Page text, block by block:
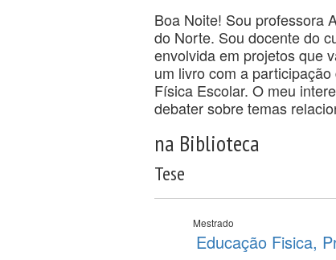
Boa Noite! Sou professora
do Norte. Sou docente do
envolvida em projetos que
um livro com a
Física Escolar. O meu
debater sobre temas
na Biblioteca
Tese
Mestrado
Educação Fisica,